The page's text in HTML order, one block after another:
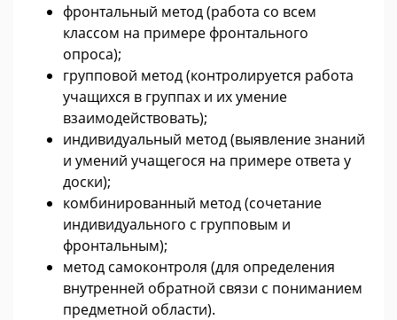
фронтальный метод (работа со всем
классом на примере фронтального
опроса);
групповой метод (контролируется работа
учащихся в группах и их умение
взаимодействовать);
индивидуальный метод (выявление знаний
и умений учащегося на примере ответа у
доски);
комбинированный метод (сочетание
индивидуального с групповым и
фронтальным);
метод самоконтроля (для определения
внутренней обратной связи с пониманием
предметной области).